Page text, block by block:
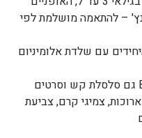
בגדלים 14, 16, 18 ו-20 אינץ' – להתאמה מושלמת לפי
עם שלדת אלומיניום
בנוסף תמצאו בוינטג' פרימיום BMX גם סלסלת קש וסרטים
צמיגי קרם, צביעת